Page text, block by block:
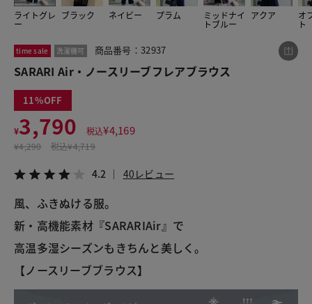
ライトグレ
ー
ブラック ネイビー プラム ミッドナイ
トブルー
アクア オ
ト
time sale 洗濯機可 商品番号：32937
SARARI Air・ノースリーブフレアブラウス
11
¥3,790 税込¥4,169
¥4,290 税込¥4,719
4.2 40レビュー
風、ふきぬける服。
新・高機能素材『SARARIAir』で
高温多湿シーズンもきちんと美しく。
【ノースリーブブラウス】
この商品をシェアする
SARARI Air・ノースリーブフレアブラウス